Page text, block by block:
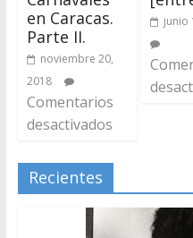
en Caracas.
Parte II.
noviembre 20,
2018
Comentarios
desactivados
junio
Recientes